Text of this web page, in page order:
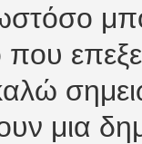
που
μια